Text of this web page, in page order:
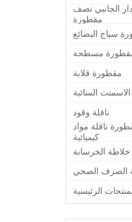
الجانبي نصف
مقطورة
سياج البضائع
مسطحة
مقطورة قلابة
السائبة
ناقلة وقود
ناقلة مواد
كيميائية
الخرسانة
الصرف الصحي
الرئيسية